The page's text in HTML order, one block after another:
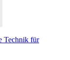
Technik für